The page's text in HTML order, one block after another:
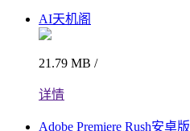
AI天机阁
21.79 MB /
详情
Adobe Premiere Rush安卓版